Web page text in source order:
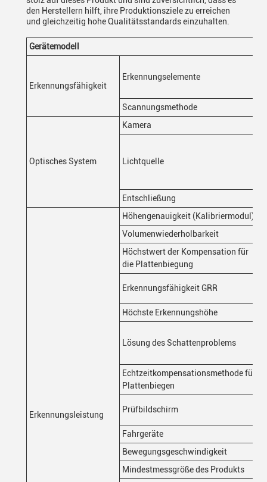
den Herstellern hilft, ihre Produktionsziele zu erreichen
und gleichzeitig hohe Qualitätsstandards einzuhalten.
Gerätemodell
Erkennungsfähigkeit
Erkennungselemente
Scannungsmethode
Optisches System
Kamera
Lichtquelle
Entschließung
Erkennungsleistung
Höhengenauigkeit (Kalibriermodul)
Volumenwiederholbarkeit
Höchstwert der Kompensation für
die Plattenbiegung
Erkennungsfähigkeit GRR
Höchste Erkennungshöhe
Lösung des Schattenproblems
Echtzeitkompensationsmethode für
Plattenbiegen
Prüfbildschirm
Fahrgeräte
Bewegungsgeschwindigkeit
Mindestmessgröße des Produkts